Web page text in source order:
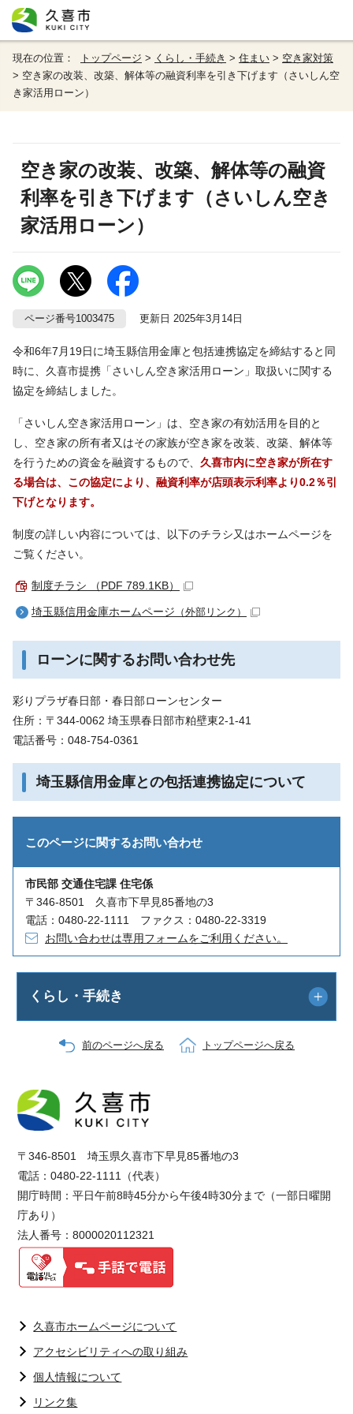
現在の位置： トップページ > くらし・手続き > 住まい > 空き家対策
> 空き家の改装、改築、解体等の融資利率を引き下げます（さいしん空
き家活用ローン）
空き家の改装、改築、解体等の融資
利率を引き下げます（さいしん空き
家活用ローン）
ページ番号1003475 更新日 2025年3月14日
令和6年7月19日に埼玉縣信用金庫と包括連携協定を締結すると同
時に、久喜市提携「さいしん空き家活用ローン」取扱いに関する
協定を締結しました。
「さいしん空き家活用ローン」は、空き家の有効活用を目的と
し、空き家の所有者又はその家族が空き家を改装、改築、解体等
を行うための資金を融資するもので、 久喜市内に空き家が所在す
る場合は、この協定により、融資利率が店頭表示利率より0.2％引
下げとなります。
制度の詳しい内容については、以下のチラシ又はホームページを
ご覧ください。
制度チラシ （PDF 789.1KB）
埼玉縣信用金庫ホームページ （外部リンク）
ローンに関するお問い合わせ先
彩りプラザ春日部・春日部ローンセンター
住所：〒344-0062 埼玉県春日部市粕壁東2-1-41
電話番号：048-754-0361
埼玉縣信用金庫との包括連携協定について
このページに関するお問い合わせ
市民部 交通住宅課 住宅係
〒346-8501 久喜市下早見85番地の3
電話：0480-22-1111 ファクス：0480-22-3319
お問い合わせは専用フォームをご利用ください。
くらし・手続き
前のページへ戻る トップページへ戻る
〒346-8501 埼玉県久喜市下早見85番地の3
電話：0480-22-1111（代表）
開庁時間：平日午前8時45分から午後4時30分まで（一部日曜開
庁あり）
法人番号：8000020112321
久喜市ホームページについて
アクセシビリティへの取り組み
個人情報について
リンク集